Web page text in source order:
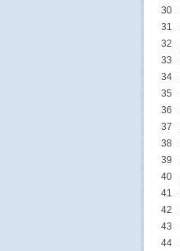
30
31
32
33
34
35
36
37
38
39
40
41
42
43
44